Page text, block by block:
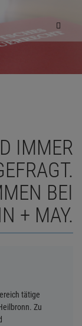
IMMER
BEI
+ MAY.
tätige
Zu